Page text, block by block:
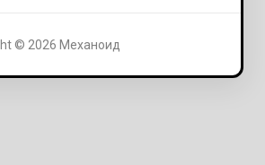
© 2026 Механоид